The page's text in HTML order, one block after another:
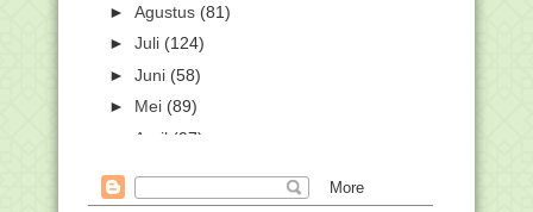
► Agustus (81)
► Juli (124)
► Juni (58)
► Mei (89)
April (97)
▼ Februari(96)